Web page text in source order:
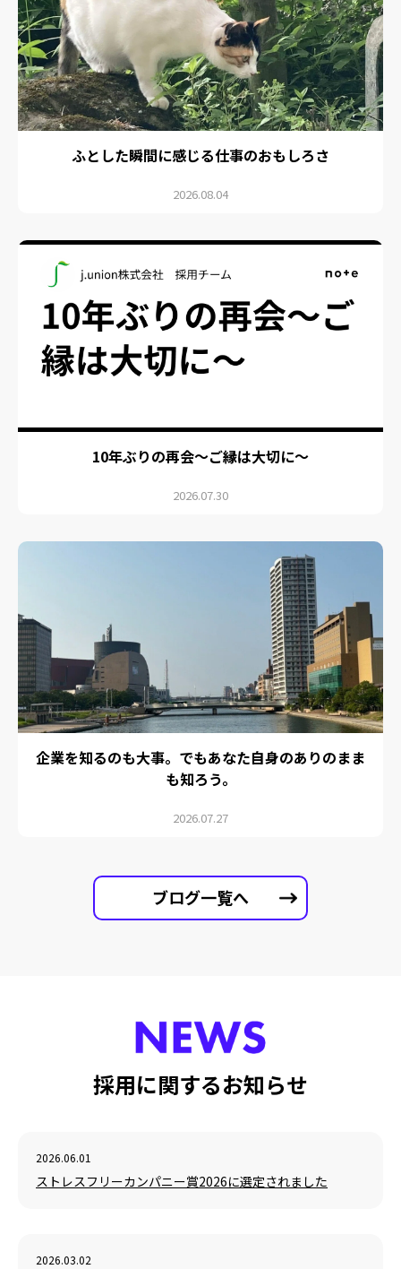
ふとした瞬間に感じる仕事のおもしろさ
2026.08.04
10年ぶりの再会～ご縁は大切に～
2026.07.30
企業を知るのも大事。でもあなた自身のありのまま
も知ろう。
2026.07.27
ブログ一覧へ
採用に関するお知らせ
2026.06.01
ストレスフリーカンパニー賞2026に選定されました
2026.03.02